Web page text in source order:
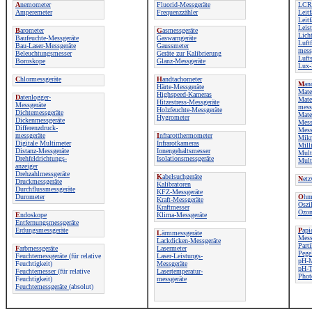
Anemometer
Amperemeter
Barometer
Baufeuchte-Messgeräte
Bau-Laser-Messgeräte
Beleuchtungsmesser
Boroskope
Chlormessgeräte
Datenlogger-
Messgeräte
Dichtemessgeräte
Dickenmessgeräte
Differenzdruck-
messgeräte
Digitale Multimeter
Distanz-Messgeräte
Drehfeldrichtungs-
anzeiger
Drehzahlmessgeräte
Druckmessgeräte
Durchflussmessgeräte
Durometer
Endoskope
Entfernungsmessgeräte
Erdungsmessgeräte
Farbmessgeräte
Feuchtemessgeräte (für relative
Feuchtigkeit)
Feuchtemesser(für relative
Feuchtigkeit)
Feuchtemessgeräte (absolut)
Fluorid-Messgeräte
Frequenzzähler
Gasmessgeräte
Gaswarngeräte
Gaussmeter
Geräte zur Kalibrierung
Glanz-Messgeräte
Handtachometer
Härte-Messgeräte
Highspeed-Kameras
Hitzestress-Messgeräte
Holzfeuchte-Messgeräte
Hygrometer
Infrarotthermometer
Infrarotkameras
Ionengehaltsmesser
Isolationsmessgeräte
Kabelsuchgeräte
Kalibratoren
KFZ-Messgeräte
Kraft-Messgeräte
Kraftmesser
Klima-Messgeräte
Lärmmessgeräte
Lackdicken-Messgeräte
Lasermeter
Laser-Leistungs-
Messgeräte
Lasertemperatur-
messgeräte
Lux-
M
N
O
P
pH-
pH-